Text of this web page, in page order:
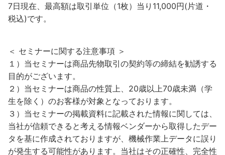
7日現在、最高額は取引単位（1枚）当り11,000円(片道・
税込)です。
＜ セミナーに関する注意事項 ＞
１）当セミナーは商品先物取引の契約等の締結を勧誘する
目的がございます。
２）当セミナーは商品の性質上、20歳以上70歳未満（学
生を除く）のお客様が対象となっております。
３）当セミナーの掲載資料に記載された情報に関しては、
当社が信頼できると考える情報ベンダーから取得したデー
タを基に作成されておりますが、機械作業上データに誤り
が発生する可能性があります。当社はその正確性、完全性